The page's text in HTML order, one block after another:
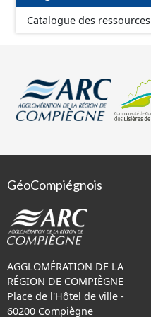
Catalogue des ressources
GéoCompiégnois
AGGLOMÉRATION DE LA
RÉGION DE COMPIÈGNE
Place de l'Hôtel de ville -
60200 Compiègne